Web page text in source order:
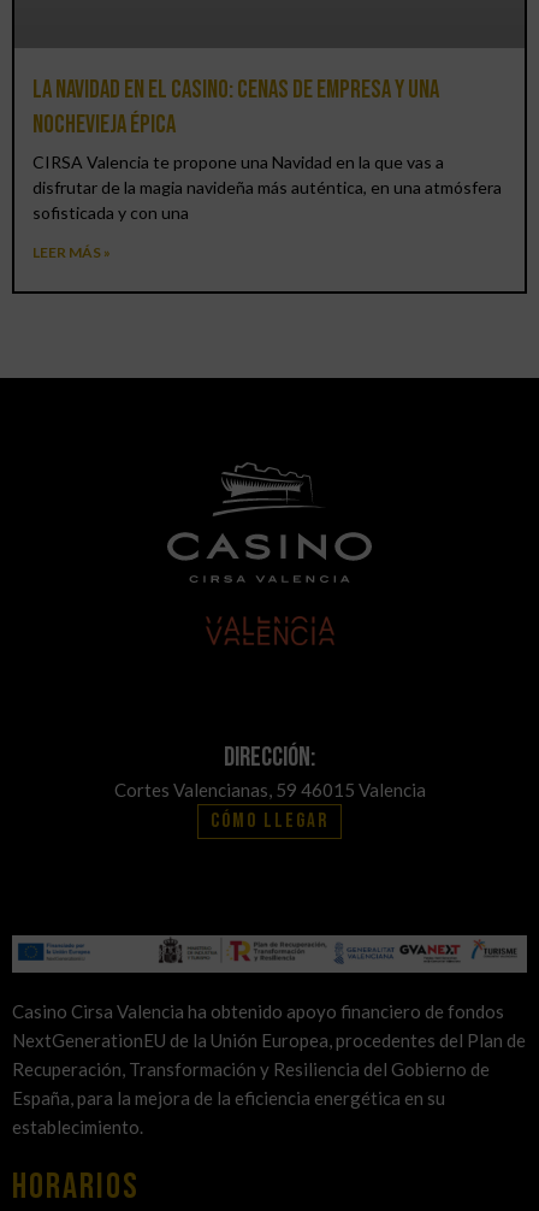
La Navidad en el Casino: cenas de empresa y una
Nochevieja épica
CIRSA Valencia te propone una Navidad en la que vas a
disfrutar de la magia navideña más auténtica, en una atmósfera
sofisticada y con una
LEER MÁS »
Dirección:
Cortes Valencianas, 59 46015 Valencia
Cómo llegar
Casino Cirsa Valencia ha obtenido apoyo financiero de fondos
NextGenerationEU de la Unión Europea, procedentes del Plan de
Recuperación, Transformación y Resiliencia del Gobierno de
España, para la mejora de la eficiencia energética en su
establecimiento.
HORARIOS